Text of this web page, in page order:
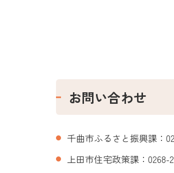
お問い合わせ
千曲市ふるさと振興課：
上田市住宅政策課：0268-